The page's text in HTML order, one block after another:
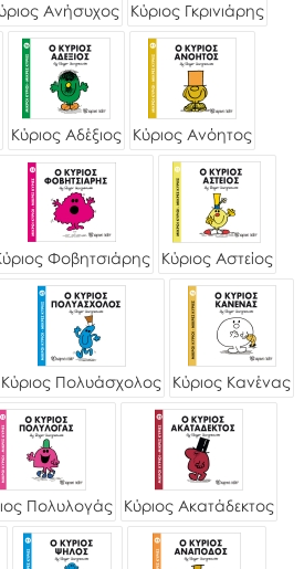
Ανήσυχος Κύριος Γκρινιάρης
Κύριος Αδέξιος Κύριος Ανόητος
Φοβητσιάρης Κύριος Αστείος
Κύριος Πολυάσχολος Κύριος Κανένας
Πολυλογάς Κύριος Ακατάδεκτος